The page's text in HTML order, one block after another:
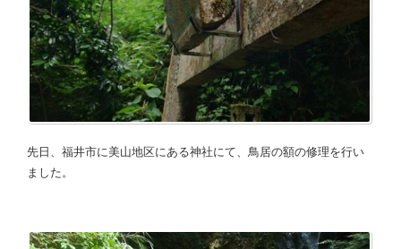
先日、福井市に美山地区にある神社にて、鳥居の額の修理を行い
ました。